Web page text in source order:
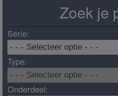
Zoek je
Serie:
Type:
Onderdeel: